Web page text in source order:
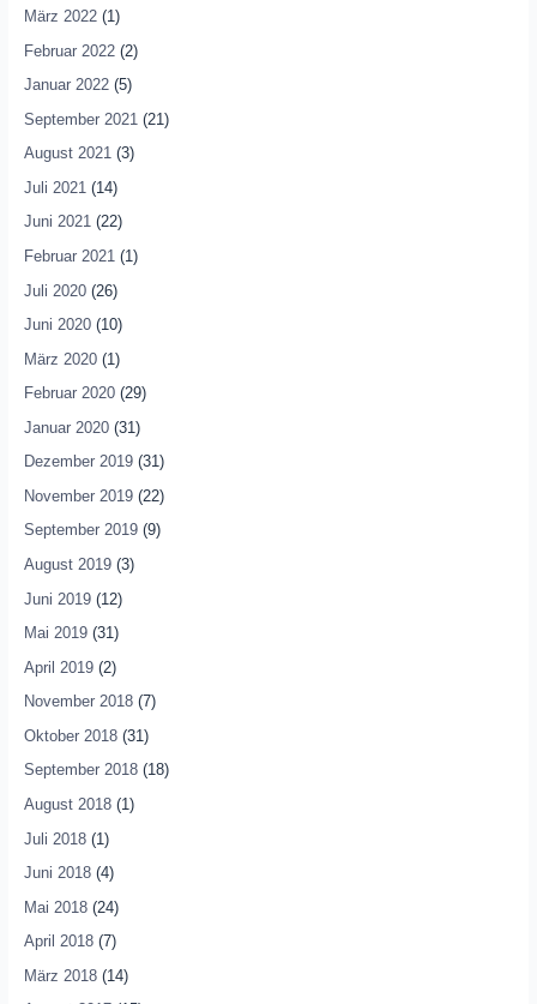
März 2022(1)
Februar 2022(2)
Januar 2022(5)
September 2021 (21)
August 2021(3)
Juli 2021 (14)
Juni 2021(22)
Februar 2021 (1)
Juli 2020(26)
Juni 2020(10)
März 2020(1)
Februar 2020(29)
Januar 2020(31)
Dezember 2019(31)
November 2019(22)
September 2019(9)
August 2019(3)
Juni 2019(12)
Mai 2019(31)
April 2019(2)
November 2018(7)
Oktober 2018(31)
September 2018(18)
August 2018(1)
Juli 2018(1)
Juni 2018(4)
Mai 2018(24)
April 2018(7)
März 2018(14)